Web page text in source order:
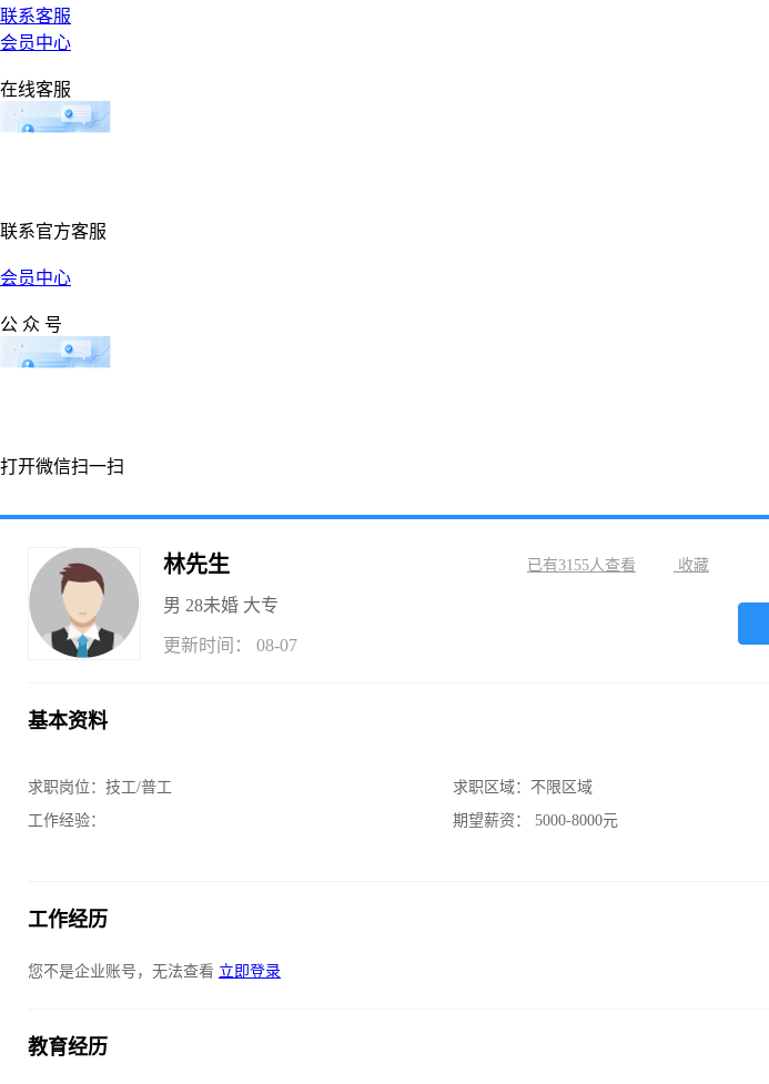
联系客服
会员中心
在线客服
联系官方客服
会员中心
公 众 号
打开微信扫一扫
林先生
男 28未婚 大专
更新时间： 08-07
已有3155人查看 收藏
基本资料
求职岗位： 技工/普工
工作经验：
求职区域： 不限区域
期望薪资：
5000-8000元
工作经历
您不是企业账号，无法查看 立即登录
教育经历